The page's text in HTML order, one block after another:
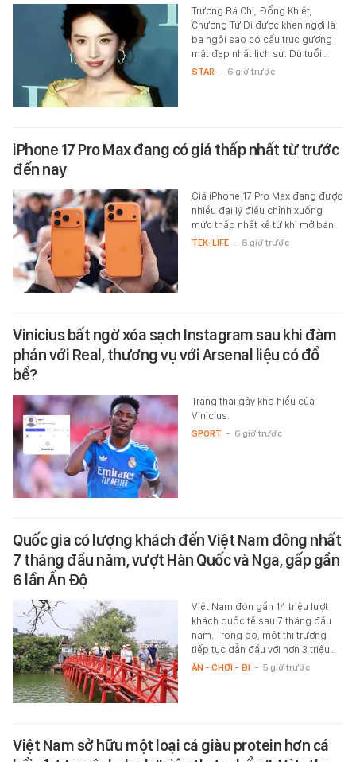
Trương Bá Chi, Đổng Khiết,
Chương Tử Di được khen ngợi là
ba ngôi sao có cấu trúc gương
mặt đẹp nhất lịch sử. Dù tuổi…
STAR - 6 giờ trước
iPhone 17 Pro Max đang có giá thấp nhất từ trước
đến nay
Giá iPhone 17 Pro Max đang được
nhiều đại lý điều chỉnh xuống
mức thấp nhất kể từ khi mở bán.
TEK-LIFE - 6 giờ trước
Vinicius bất ngờ xóa sạch Instagram sau khi đàm
phán với Real, thương vụ với Arsenal liệu có đổ
bể?
Trạng thái gây khó hiểu của
Vinicius.
SPORT - 6 giờ trước
Quốc gia có lượng khách đến Việt Nam đông nhất
7 tháng đầu năm, vượt Hàn Quốc và Nga, gấp gần
6 lần Ấn Độ
Việt Nam đón gần 14 triệu lượt
khách quốc tế sau 7 tháng đầu
năm. Trong đó, một thị trường
tiếp tục dẫn đầu với hơn 3 triệu…
ĂN - CHƠI - ĐI - 5 giờ trước
Việt Nam sở hữu một loại cá giàu protein hơn cá